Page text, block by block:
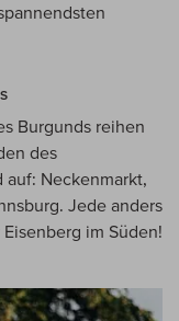
Burgunds reihen
des
auf: Neckenmarkt,
Jede anders
im Süden!